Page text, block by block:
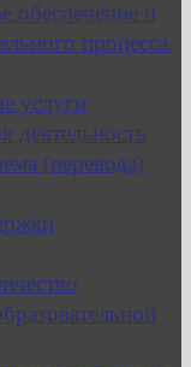
обеспечение и
процесса.
услуги
деятельность
(перевода)